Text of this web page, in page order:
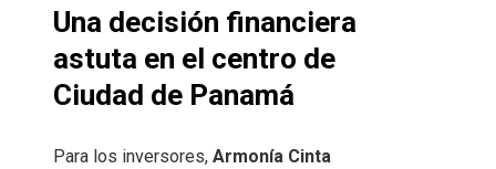
Una decisión financiera
astuta en el centro de
Ciudad de Panamá
Para los inversores, Armonía Cinta